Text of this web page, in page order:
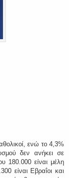
ενώ το 4,3%
δεν ανήκει σε
180.000 είναι μέλη
είναι Εβραΐοι και